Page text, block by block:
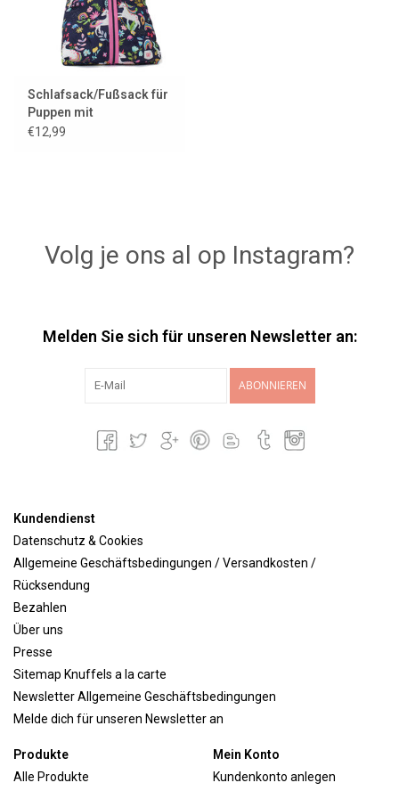
Schlafsack/Fußsack für
Puppen mit
Einhornmuster
€12,99
Volg je ons al op Instagram?
Melden Sie sich für unseren Newsletter an:
ABONNIEREN
Kundendienst
Datenschutz & Cookies
Allgemeine Geschäftsbedingungen / Versandkosten /
Rücksendung
Bezahlen
Über uns
Presse
Sitemap Knuffels a la carte
Newsletter Allgemeine Geschäftsbedingungen
Melde dich für unseren Newsletter an
Produkte
Alle Produkte
Mein Konto
Kundenkonto anlegen